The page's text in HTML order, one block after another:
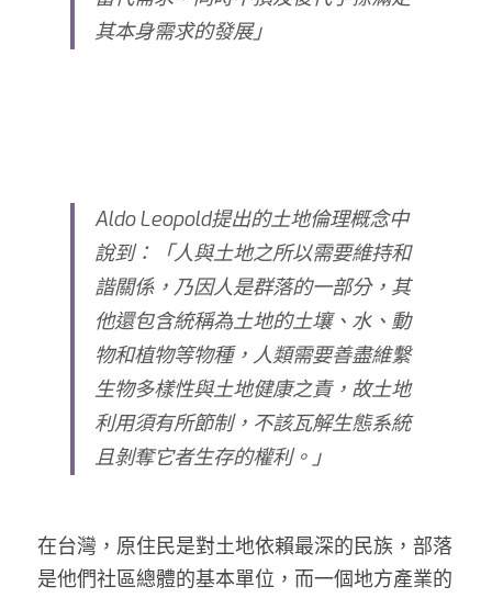
其本身需求的發展」
Aldo Leopold提出的土地倫理概念中
說到：「人與土地之所以需要維持和
諧關係，乃因人是群落的一部分，其
他還包含統稱為土地的土壤、水、動
物和植物等物種，人類需要善盡維繫
生物多樣性與土地健康之責，故土地
利用須有所節制，不該瓦解生態系統
且剝奪它者生存的權利。」
在台灣，原住民是對土地依賴最深的民族，部落
是他們社區總體的基本單位，而一個地方產業的